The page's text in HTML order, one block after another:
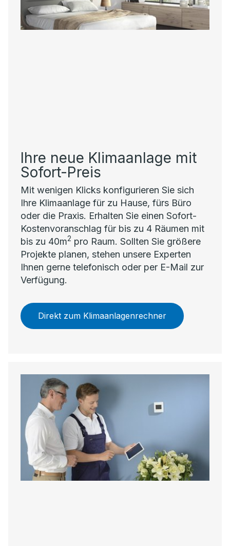
Ihre neue Klimaanlage mit
Sofort-Preis
Mit wenigen Klicks konfigurieren Sie sich
Ihre Klimaanlage für zu Hause, fürs Büro
oder die Praxis. Erhalten Sie einen Sofort-
Kostenvoranschlag für bis zu 4 Räumen mit
bis zu 40m2 pro Raum. Sollten Sie größere
Projekte planen, stehen unsere Experten
Ihnen gerne telefonisch oder per E-Mail zur
Verfügung.
Direkt zum Klimaanlagenrechner